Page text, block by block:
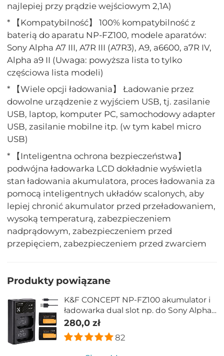
najlepiej przy prądzie wejściowym 2,1A)
* 【Kompatybilność】 100% kompatybilność z
baterią do aparatu NP-FZ100, modele aparatów:
Sony Alpha A7 III, A7R III (A7R3), A9, a6600, a7R IV,
Alpha a9 II (Uwaga: powyższa lista to tylko
częściowa lista modeli)
* 【Wiele opcji ładowania】 Ładowanie przez
dowolne urządzenie z wyjściem USB, tj. zasilanie
USB, laptop, komputer PC, samochodowy adapter
USB, zasilanie mobilne itp. (w tym kabel micro
USB)
* 【Inteligentna ochrona bezpieczeństwa】
podwójna ładowarka LCD dokładnie wyświetla
stan ładowania akumulatora, proces ładowania za
pomocą inteligentnych układów scalonych, aby
lepiej chronić akumulator przed przeładowaniem,
wysoką temperaturą, zabezpieczeniem
nadprądowym, zabezpieczeniem przed
przepięciem, zabezpieczeniem przed zwarciem
Produkty powiązane
K&F CONCEPT NP-FZ100 akumulator i
ładowarka dual slot np. do Sony Alpha
A7 III, A7R III (A7R3), A9, a6600, a7R IV,
Alpha a9 II
280,0 zł
82